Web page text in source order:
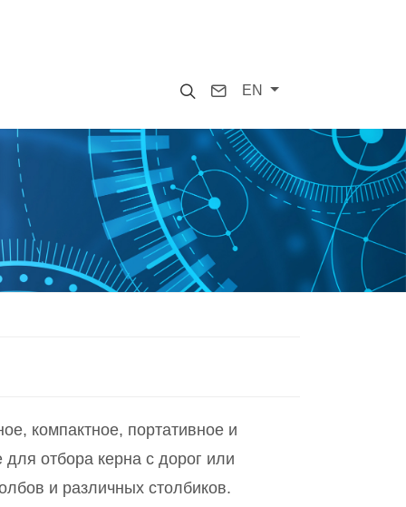
SearchContact
EN
компактное, портативное и
отбора керна с дорог или
и различных столбиков.